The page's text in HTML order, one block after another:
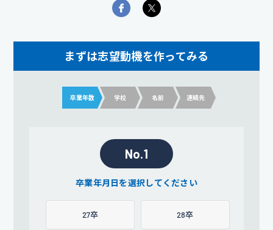
まずは志望動機を作ってみる
卒業年数 学校 名前 連絡先
No.1
卒業年月日を選択してください
27卒 28卒